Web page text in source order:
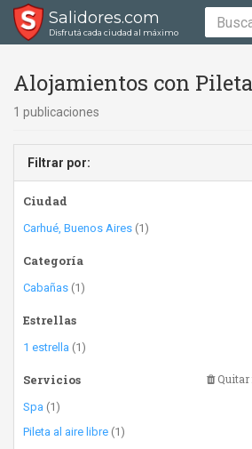
Salidores.com
Disfrutá cada ciudad al máximo
Alojamientos con
1 publicaciones
Filtrar por:
Ciudad
Carhué, Buenos Aires (1)
Categoría
Cabañas (1)
Estrellas
1 estrella (1)
Servicios Quitar
Spa (1)
Pileta al aire libre (1)